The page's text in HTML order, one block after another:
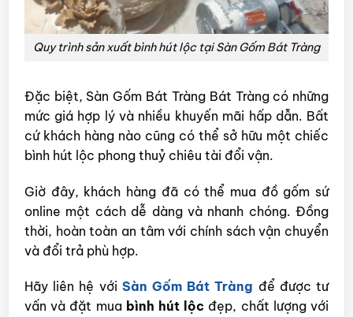
Quy trình sản xuất bình hút lộc tại Sàn Gốm Bát Tràng
Đặc biệt, Sàn Gốm Bát Tràng Bát Tràng có những
mức giá hợp lý và nhiều khuyến mãi hấp dẫn. Bất
cứ khách hàng nào cũng có thể sở hữu một chiếc
bình hút lộc phong thuỷ chiêu tài đổi vận.
Giờ đây, khách hàng đã có thể mua đồ gốm sứ
online một cách dễ dàng và nhanh chóng. Đồng
thời, hoàn toàn an tâm với chính sách vận chuyển
và đổi trả phù hợp.
Hãy liên hệ với Sàn Gốm Bát Tràng để được tư
vấn và đặt mua bình hút lộc đẹp, chất lượng với